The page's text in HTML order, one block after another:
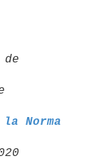
de
Norma